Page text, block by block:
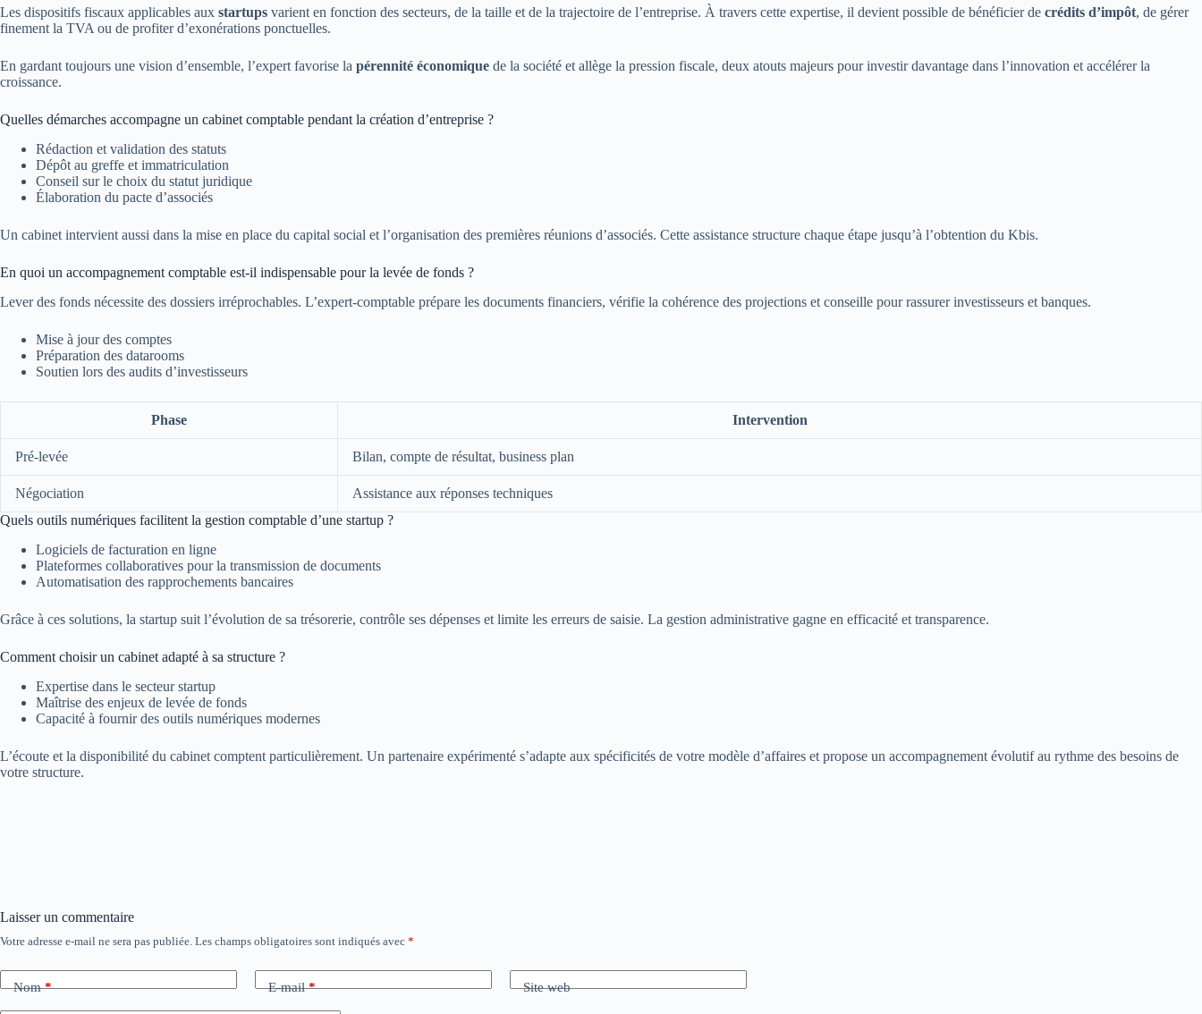
Les dispositifs fiscaux applicables aux startups varient en fonction des secteurs, de la taille et de la trajectoire de l’entreprise. À travers cette expertise, il devient possible de bénéficier de crédits d’impôt, de gérer
finement la TVA ou de profiter d’exonérations ponctuelles.
En gardant toujours une vision d’ensemble, l’expert favorise la pérennité économique de la société et allège la pression fiscale, deux atouts majeurs pour investir davantage dans l’innovation et accélérer la
croissance.
Quelles démarches accompagne un cabinet comptable pendant la création d’entreprise ?
Rédaction et validation des statuts
Dépôt au greffe et immatriculation
Conseil sur le choix du statut juridique
Élaboration du pacte d’associés
Un cabinet intervient aussi dans la mise en place du capital social et l’organisation des premières réunions d’associés. Cette assistance structure chaque étape jusqu’à l’obtention du Kbis.
En quoi un accompagnement comptable est-il indispensable pour la levée de fonds ?
Lever des fonds nécessite des dossiers irréprochables. L’expert-comptable prépare les documents financiers, vérifie la cohérence des projections et conseille pour rassurer investisseurs et banques.
Mise à jour des comptes
Préparation des datarooms
Soutien lors des audits d’investisseurs
Phase Intervention
Pré-levée Bilan, compte de résultat, business plan
Négociation
Assistance aux réponses techniques
Quels outils numériques facilitent la gestion comptable d’une startup ?
Logiciels de facturation en ligne
Plateformes collaboratives pour la transmission de documents
Automatisation des rapprochements bancaires
Grâce à ces solutions, la startup suit l’évolution de sa trésorerie, contrôle ses dépenses et limite les erreurs de saisie. La gestion administrative gagne en efficacité et transparence.
Comment choisir un cabinet adapté à sa structure ?
Expertise dans le secteur startup
Maîtrise des enjeux de levée de fonds
Capacité à fournir des outils numériques modernes
L’écoute et la disponibilité du cabinet comptent particulièrement. Un partenaire expérimenté s’adapte aux spécificités de votre modèle d’affaires et propose un accompagnement évolutif au rythme des besoins de
votre structure.
Laisser un commentaire
Votre adresse e-mail ne sera pas publiée. Les champs obligatoires sont indiqués avec *
Nom* E-mail* Site web